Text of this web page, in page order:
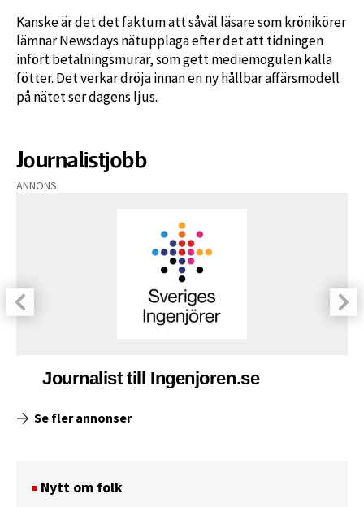
Kanske är det det faktum att såväl läsare som krönikörer
lämnar Newsdays nätupplaga efter det att tidningen
infört betalningsmurar, som gett mediemogulen kalla
fötter. Det verkar dröja innan en ny hållbar affärsmodell
på nätet ser dagens ljus.
Journalistjobb
ANNONS
Journalist till Ingenjoren.se
Se fler annonser
Nytt om folk